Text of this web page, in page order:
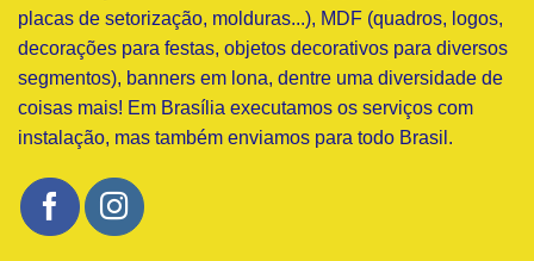
placas de setorização, molduras...), MDF (quadros, logos,
decorações para festas, objetos decorativos para diversos
segmentos), banners em lona, dentre uma diversidade de
coisas mais! Em Brasília executamos os serviços com
instalação, mas também enviamos para todo Brasil.